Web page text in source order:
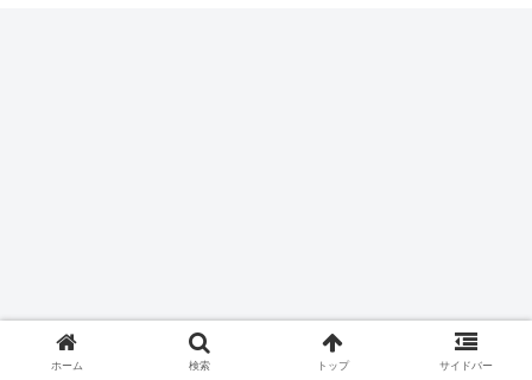
ホーム 検索 トップ サイドバー